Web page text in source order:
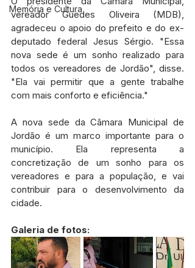
Memória e Cultura
vereador Guedes Oliveira (MDB),
agradeceu o apoio do prefeito e do ex-
deputado federal Jesus Sérgio. "Essa
nova sede é um sonho realizado para
todos os vereadores de Jordão", disse.
"Ela vai permitir que a gente trabalhe
com mais conforto e eficiência."
A nova sede da Câmara Municipal de
Jordão é um marco importante para o
município. Ela representa a
concretização de um sonho para os
vereadores e para a população, e vai
contribuir para o desenvolvimento da
cidade.
Galeria de fotos: